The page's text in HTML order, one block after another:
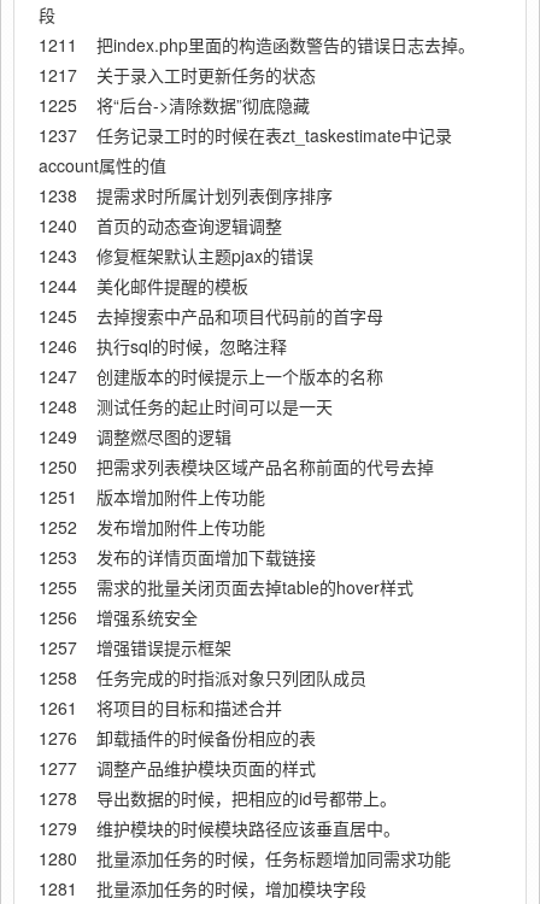
段
1211 把index.php里面的构造函数警告的错误日志去掉。
1217 关于录入工时更新任务的状态
1225 将“后台->清除数据”彻底隐藏
1237 任务记录工时的时候在表zt_taskestimate中记录
account属性的值
1238 提需求时所属计划列表倒序排序
1240 首页的动态查询逻辑调整
1243 修复框架默认主题pjax的错误
1244 美化邮件提醒的模板
1245 去掉搜索中产品和项目代码前的首字母
1246 执行sql的时候，忽略注释
1247 创建版本的时候提示上一个版本的名称
1248 测试任务的起止时间可以是一天
1249 调整燃尽图的逻辑
1250 把需求列表模块区域产品名称前面的代号去掉
1251 版本增加附件上传功能
1252 发布增加附件上传功能
1253 发布的详情页面增加下载链接
1255 需求的批量关闭页面去掉table的hover样式
1256 增强系统安全
1257 增强错误提示框架
1258 任务完成的时指派对象只列团队成员
1261 将项目的目标和描述合并
1276 卸载插件的时候备份相应的表
1277 调整产品维护模块页面的样式
1278 导出数据的时候，把相应的id号都带上。
1279 维护模块的时候模块路径应该垂直居中。
1280 批量添加任务的时候，任务标题增加同需求功能
1281 批量添加任务的时候，增加模块字段